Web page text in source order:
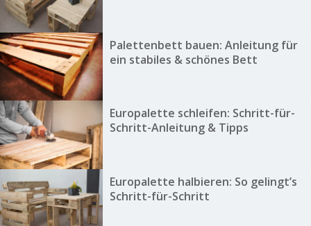
Palettenbett bauen: Anleitung für
ein stabiles & schönes Bett
Europalette schleifen: Schritt-für-
Schritt-Anleitung & Tipps
Europalette halbieren: So gelingt’s
Schritt-für-Schritt